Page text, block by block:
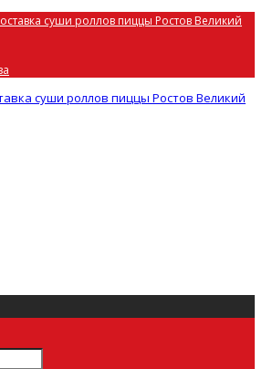
суши роллов пиццы Ростов Великий